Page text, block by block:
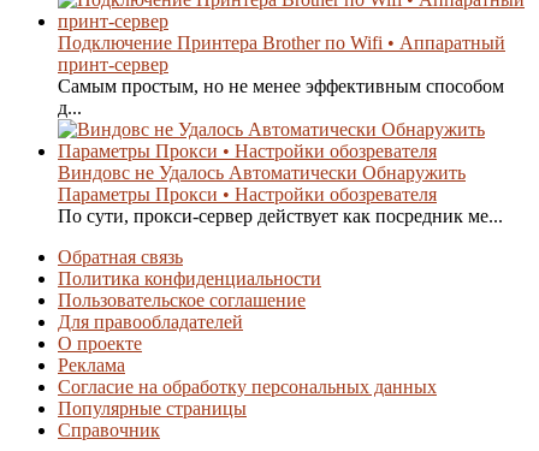
Подключение Принтера Brother по Wifi • Аппаратный
принт-сервер
Самым простым, но не менее эффективным способом
д...
Виндовс не Удалось Автоматически Обнаружить
Параметры Прокси • Настройки обозревателя
По сути, прокси-сервер действует как посредник ме...
Обратная связь
Политика конфиденциальности
Пользовательское соглашение
Для правообладателей
О проекте
Реклама
Согласие на обработку персональных данных
Популярные страницы
Справочник